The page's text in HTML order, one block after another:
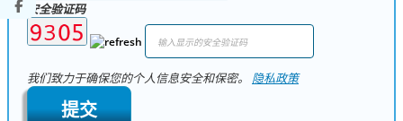
安全验证码
我们致力于确保您的个人信息安全和保密。 隐私政策
提交